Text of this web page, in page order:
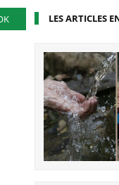
LES ARTICLES